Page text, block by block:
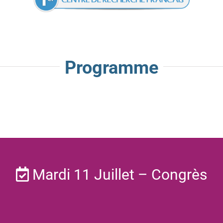
Programme
Mardi 11 Juillet – Congrès